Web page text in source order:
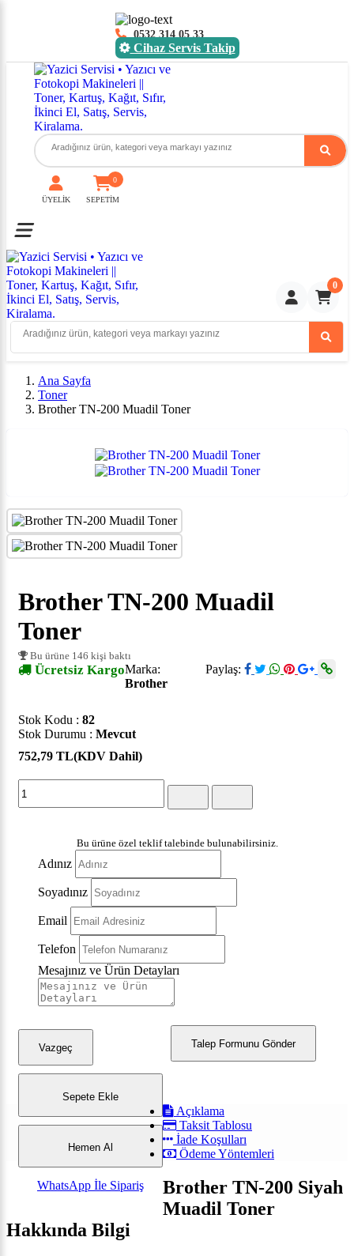
0532 314 05 33
Cihaz Servis Takip
ÜYELİK SEPETİM
0
Toggle mobile menu
0
Ana Sayfa
Toner
Brother TN-200 Muadil Toner
Brother TN-200 Muadil
Toner
Bu ürüne 146 kişi baktı
Ücretsiz Kargo Paylaş:
Marka:
Brother
Stok Kodu : 82
Stok Durumu : Mevcut
752,79 TL(KDV Dahil)
Bu ürüne özel teklif talebinde bulunabilirsiniz.
Adınız
Soyadınız
Email
Telefon
Mesajınız ve Ürün Detayları
Talep Formunu Gönder
Vazgeç
Sepete Ekle
Hemen Al
WhatsApp İle Sipariş
Açıklama
Taksit Tablosu
İade Koşulları
Ödeme Yöntemleri
Brother TN-200 Siyah
Muadil Toner
Hakkında Bilgi